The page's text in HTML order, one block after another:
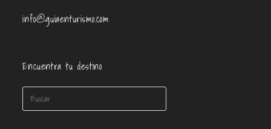
info@guiaenturismo.com
Encuentra tu destino